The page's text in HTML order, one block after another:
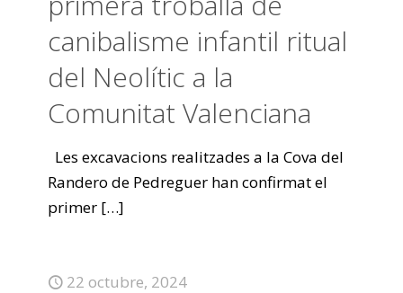
canibalisme infantil ritual
del Neolític a la
Comunitat Valenciana
Les excavacions realitzades a la Cova del
Randero de Pedreguer han confirmat el
primer […]
22 octubre, 2024